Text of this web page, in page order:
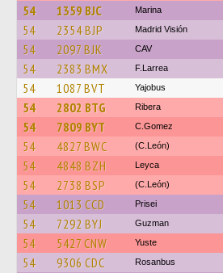
54 1359 BJC Marina
54 2354 BJP Madrid Visión
54 2097 BJK CAV
54 2383 BMX F.Larrea
54 1087 BVT Yajobus
54 2802 BTG Ribera
54 7809 BYT C.Gomez
54 4827 BWC (C.León)
54 4848 BZH Leyca
54 2738 BSP (C.León)
54 1013 CCD Prisei
54 7292 BYJ Guzman
54 5427 CNW Yuste
54 9306 CDC Rosanbus